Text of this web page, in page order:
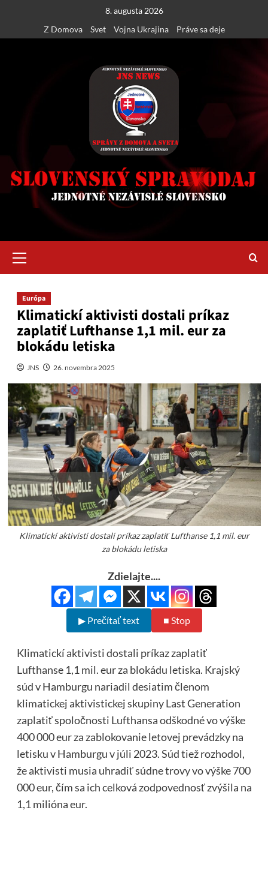
content
8. augusta 2026
Z Domova
Svet Vojna Ukrajina Práve sa deje
Menu
Európa
Klimatickí aktivisti dostali príkaz
zaplatiť Lufthanse 1,1 mil. eur za
blokádu letiska
JNS 26. novembra 2025
Klimatickí aktivisti dostali príkaz zaplatiť Lufthanse 1,1 mil. eur
za blokádu letiska
Zdielajte....
▶ Prečítať text ■ Stop
Klimatickí aktivisti dostali príkaz zaplatiť
Lufthanse 1,1 mil. eur za blokádu letiska. Krajský
súd v Hamburgu nariadil desiatim členom
klimatickej aktivistickej skupiny Last Generation
zaplatiť spoločnosti Lufthansa odškodné vo výške
400 000 eur za zablokovanie letovej prevádzky na
letisku v Hamburgu v júli 2023. Súd tiež rozhodol,
že aktivisti musia uhradiť súdne trovy vo výške 700
000 eur, čím sa ich celková zodpovednosť zvýšila na
1,1 milióna eur.